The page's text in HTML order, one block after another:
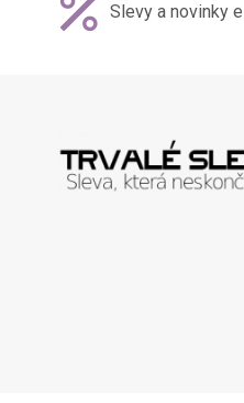
Slevy a novinky